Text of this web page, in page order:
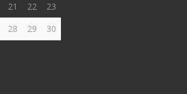
21 22
23
28 29
30